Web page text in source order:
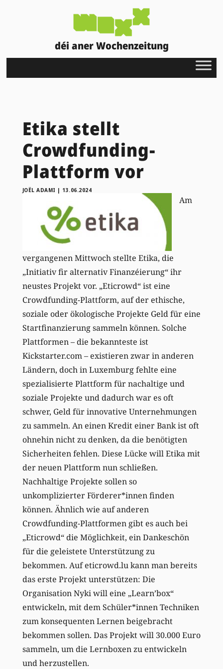
déi aner Wochenzeitung
Etika stellt
Crowdfunding-
Plattform vor
JOËL ADAMI | 13.06.2024
Am
vergangenen Mittwoch stellte Etika, die
„Initiativ fir alternativ Finanzéierung“ ihr
neustes Projekt vor. „Eticrowd“ ist eine
Crowdfunding-Plattform, auf der ethische,
soziale oder ökologische Projekte Geld für eine
Startfinanzierung sammeln können. Solche
Plattformen – die bekannteste ist
Kickstarter.com – existieren zwar in anderen
Ländern, doch in Luxemburg fehlte eine
spezialisierte Plattform für nachaltige und
soziale Projekte und dadurch war es oft
schwer, Geld für innovative Unternehmungen
zu sammeln. An einen Kredit einer Bank ist oft
ohnehin nicht zu denken, da die benötigten
Sicherheiten fehlen. Diese Lücke will Etika mit
der neuen Plattform nun schließen.
Nachhaltige Projekte sollen so
unkomplizierter Förderer*innen finden
können. Ähnlich wie auf anderen
Crowdfunding-Plattformen gibt es auch bei
„Eticrowd“ die Möglichkeit, ein Dankeschön
für die geleistete Unterstützung zu
bekommen. Auf eticrowd.lu kann man bereits
das erste Projekt unterstützen: Die
Organisation Nyki will eine „Learn’box“
entwickeln, mit dem Schüler*innen Techniken
zum konsequenten Lernen beigebracht
bekommen sollen. Das Projekt will 30.000 Euro
sammeln, um die Lernboxen zu entwickeln
und herzustellen.